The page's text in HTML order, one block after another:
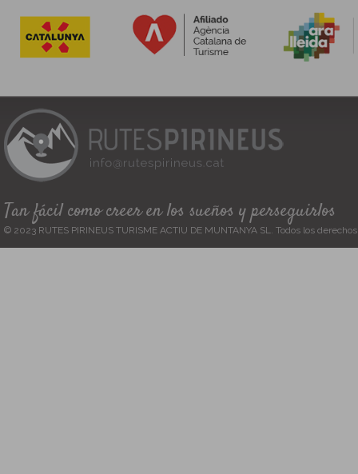
Tan fácil como creer en los sueños y perseguirlos
© 2023 RUTES PIRINEUS TURISME ACTIU DE MUNTANYA SL. Todos los